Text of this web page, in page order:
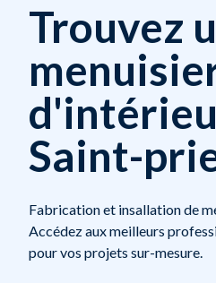
Trouvez
Saint-
Fabrication et insallation de
Accédez aux meilleurs
pour vos projets sur-mesure.